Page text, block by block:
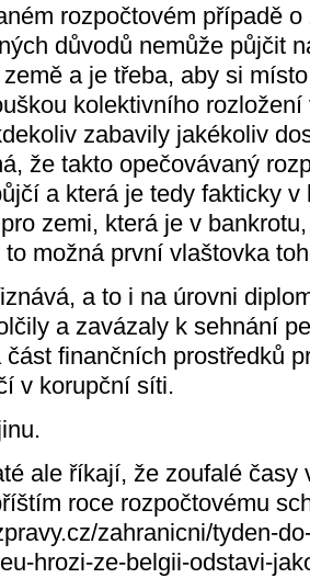
rozpočtovém případě
důvodů nemůže půjčit
a je třeba, aby si
kolektivního
zabavily jakékoliv
že takto opečovávaný
a která je tedy fakticky
zemi, která je v
možná první vlaštovka
a to i na úrovni
a zavázaly k sehnání
část finančních prostředků
v korupční síti.
ale říkají, že zoufalé časy
roce rozpočtovému
zahranicni/tyden-
hrozi-ze-belgii-odstavi-